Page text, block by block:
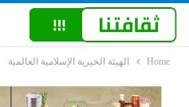
Home الهيئة الخيرية الإسلامية العالمية